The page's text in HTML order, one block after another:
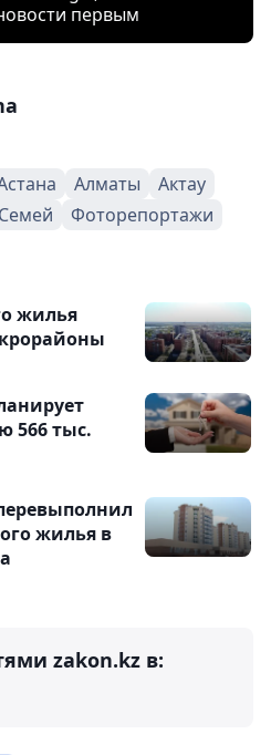
первым
Алматы
Актау
Семей Фоторепортажи
жилья
566 тыс.
жилья в
zakon.kz в: